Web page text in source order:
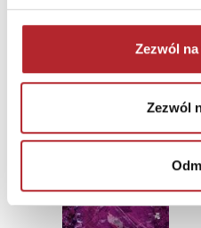
Zezwól
Zezwól
NAJCZĘŚCIEJ
Wyłączność